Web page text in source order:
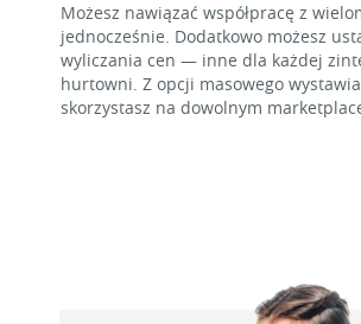
Możesz nawiązać współpracę z
jednocześnie. Dodatkowo możesz
wyliczania cen — inne dla każdej
hurtowni. Z opcji masowego
skorzystasz na dowolnym